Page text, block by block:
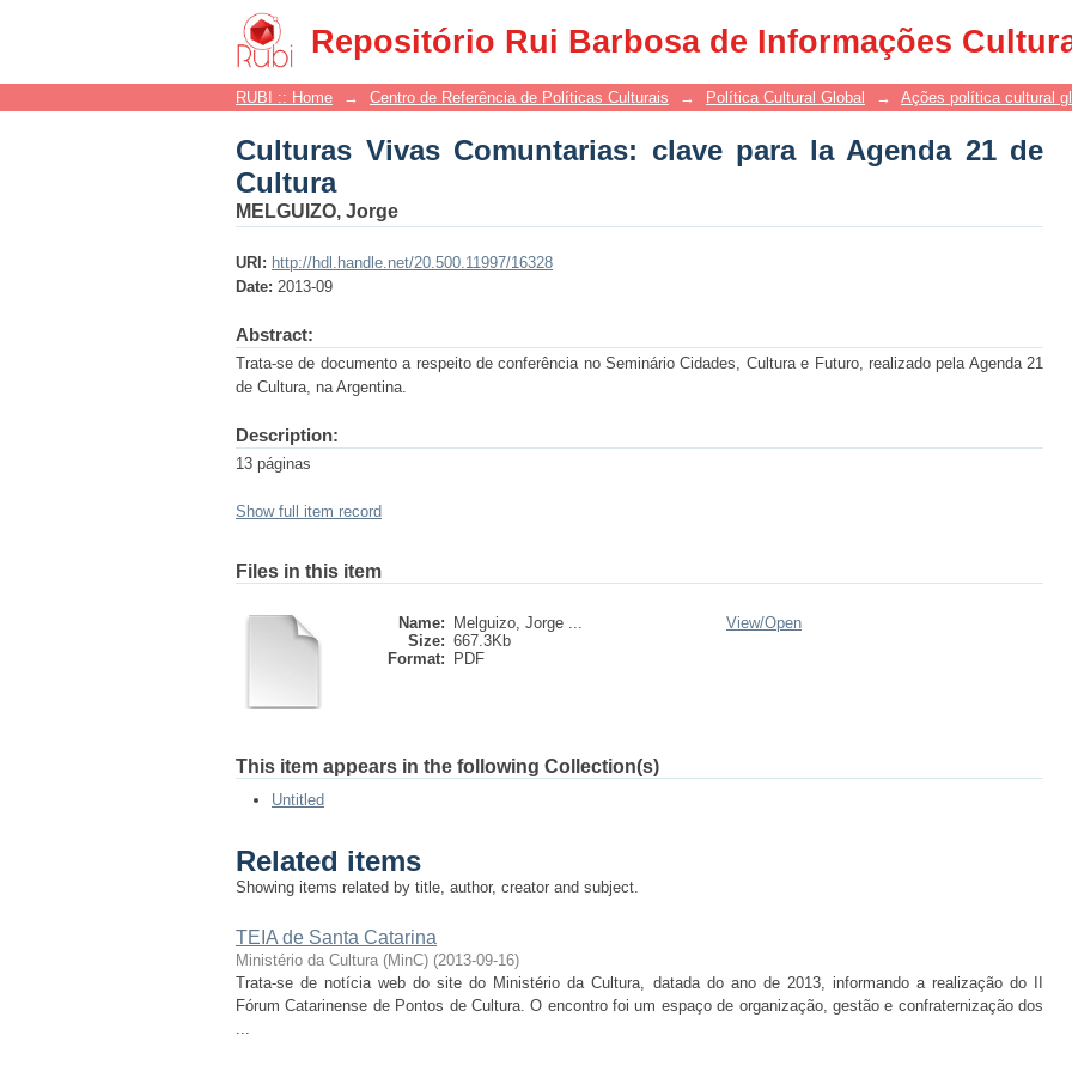
Repositório Rui Barbosa de Informações
Culturas Vivas Comuntarias: clave para la Agenda 21 de
RUBI :: Home → Centro de Referência de Políticas Culturais → Política Cultural Global → Ações política cultural
Culturas Vivas Comuntarias: clave para la Agenda 21 de
Cultura
MELGUIZO, Jorge
URI: http://hdl.handle.net/20.500.11997/16328
Date: 2013-09
Abstract:
Trata-se de documento a respeito de conferência no Seminário Cidades, Cultura e Futuro, realizado pela Agenda 21
de Cultura, na Argentina.
Description:
13 páginas
Show full item record
Files in this item
Name:
Melguizo, Jorge ...
Size: 667.3Kb
Format:
PDF
View/Open
This item appears in the following Collection(s)
Untitled
Related items
Showing items related by title, author, creator and subject.
TEIA de Santa Catarina
Ministério da Cultura (MinC) (2013-09-16)
Trata-se de notícia web do site do Ministério da Cultura, datada do ano de 2013, informando a realização do II
Fórum Catarinense de Pontos de Cultura. O encontro foi um espaço de organização, gestão e confraternização dos
...